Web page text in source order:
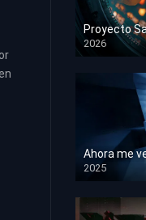
2026
HD 1080p
Ahora me
2025
HD 1080p